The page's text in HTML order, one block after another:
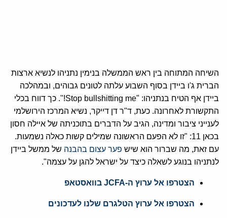
השיחה המתוחה בין ראש הממשלה בנימין נתניהו לנשיא ארצות
הברית ג'ו ביידן בסוף השבוע עלתה לטונים גבוהים, ובמהלכה
ביידן אף הטיח בנתניהו: "Stop bullshitting me!". כך דווח בכלי
התקשורת לאחרונה. כעת, ד"ר דן דייקר, נשיא המרכז הירושלמי
לענייני ציבור ומדינה, הגיב על הדברים בתוכניתה של איילה חסון
בכאן 11: "זו לא הפעם הראשונה שמילים קשות כאלה נשמעות.
עם זאת, מה שברור הוא שיש פער עצום בהבנה של ממשל ביידן
לנתניהו בנוגע לשאלה כיצד על ישראל להגן על עצמה".
הצטרפו אל ערוץ ה-JCFA בוואסטאפ
הצטרפו אל ערוץ הטלגרם שלנו לעדכונים